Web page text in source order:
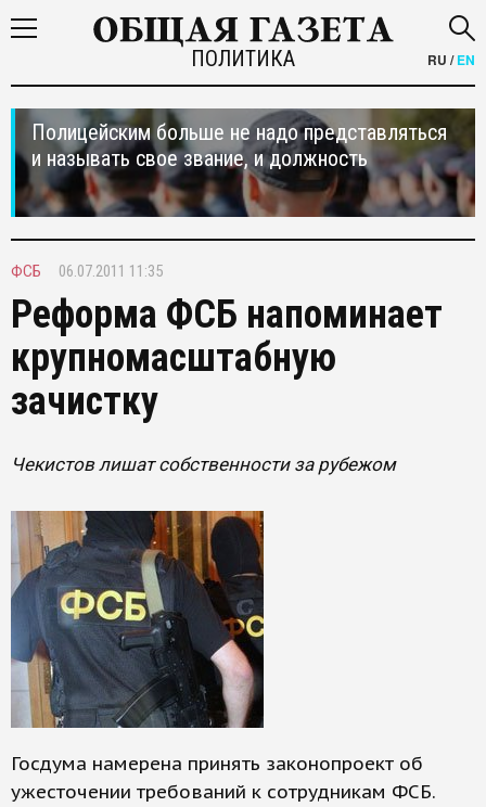
ПОЛИТИКА RU /EN
Полицейским больше не надо представляться
и называть свое звание, и должность
ФСБ 06.07.2011 11:35
Реформа ФСБ напоминает
крупномасштабную
зачистку
Чекистов лишат собственности за рубежом
Госдума намерена принять законопроект об
ужесточении требований к сотрудникам ФСБ.